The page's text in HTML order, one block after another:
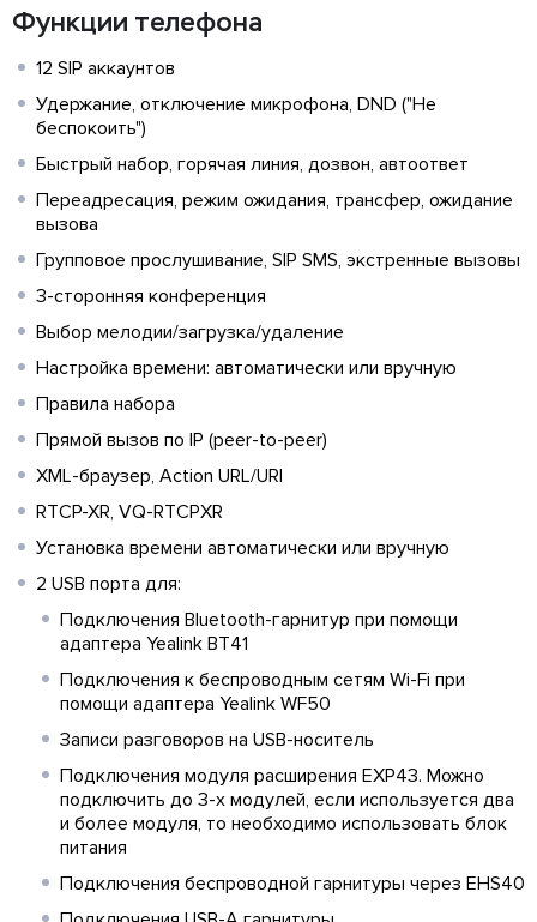
Функции телефона
12 SIP аккаунтов
Удержание, отключение микрофона, DND ("Не
беспокоить")
Быстрый набор, горячая линия, дозвон, автоответ
Переадресация, режим ожидания, трансфер, ожидание
вызова
Групповое прослушивание, SIP SMS, экстренные вызовы
3-сторонняя конференция
Выбор мелодии/загрузка/удаление
Настройка времени: автоматически или вручную
Правила набора
Прямой вызов по IP (peer-to-peer)
XML-браузер, Action URL/URI
RTCP-XR, VQ-RTCPXR
Установка времени автоматически или вручную
2 USB порта для:
Подключения Bluetooth-гарнитур при помощи
адаптера Yealink BT41
Подключения к беспроводным сетям Wi-Fi при
помощи адаптера Yealink WF50
Записи разговоров на USB-носитель
Подключения модуля расширения EXP43. Можно
подключить до 3-х модулей, если используется два
и более модуля, то необходимо использовать блок
питания
Подключения беспроводной гарнитуры через EHS40